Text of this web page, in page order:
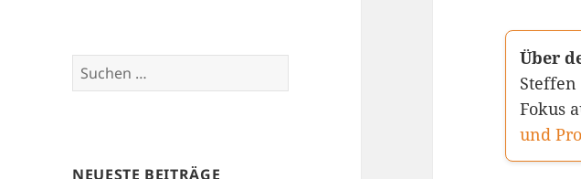
Suchen
nach:
NEUESTE BEITRÄGE
Über
Fokus
und